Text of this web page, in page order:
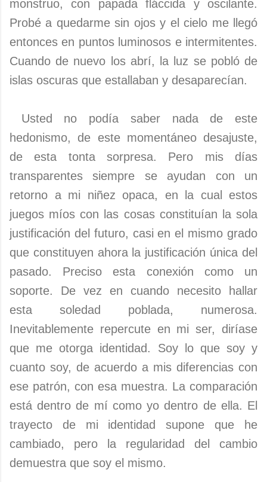
monstruo, con papada fláccida y oscilante.
Probé a quedarme sin ojos y el cielo me llegó
entonces en puntos luminosos e intermitentes.
Cuando de nuevo los abrí, la luz se pobló de
islas oscuras que estallaban y desaparecían.
Usted no podía saber nada de este
hedonismo, de este momentáneo desajuste,
de esta tonta sorpresa. Pero mis días
transparentes siempre se ayudan con un
retorno a mi niñez opaca, en la cual estos
juegos míos con las cosas constituían la sola
justificación del futuro, casi en el mismo grado
que constituyen ahora la justificación única del
pasado. Preciso esta conexión como un
soporte. De vez en cuando necesito hallar
esta soledad poblada, numerosa.
Inevitablemente repercute en mi ser, diríase
que me otorga identidad. Soy lo que soy y
cuanto soy, de acuerdo a mis diferencias con
ese patrón, con esa muestra. La comparación
está dentro de mí como yo dentro de ella. El
trayecto de mi identidad supone que he
cambiado, pero la regularidad del cambio
demuestra que soy el mismo.